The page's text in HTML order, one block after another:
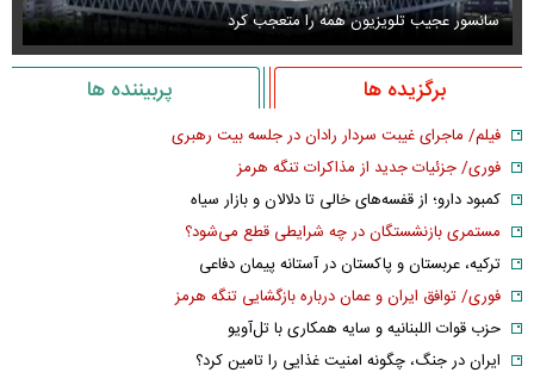
سانسور عجیب تلویزیون همه را متعجب کرد
برگزیده ها پربیننده ها
فیلم/ ماجرای غیبت سردار رادان در جلسه بیت رهبری
فوری/ جزئیات جدید از مذاکرات تنگه هرمز
کمبود دارو؛ از قفسه‌های خالی تا دلالان و بازار سیاه
مستمری بازنشستگان در چه شرایطی قطع می‌شود؟
ترکیه، عربستان و پاکستان در آستانه پیمان دفاعی
فوری/ توافق ایران و عمان درباره بازگشایی تنگه هرمز
حزب قوات اللبنانیه و سایه همکاری با تل‌آویو
ایران در جنگ، چگونه امنیت غذایی را تامین کرد؟